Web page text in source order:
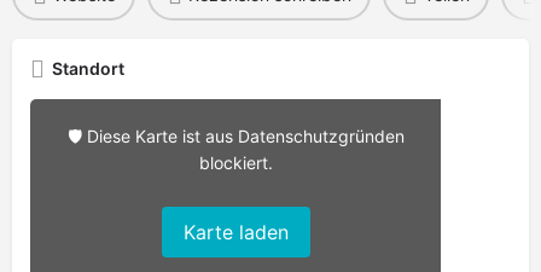
Standort
🛡️ Diese Karte ist aus Datenschutzgründen
blockiert.
Karte laden